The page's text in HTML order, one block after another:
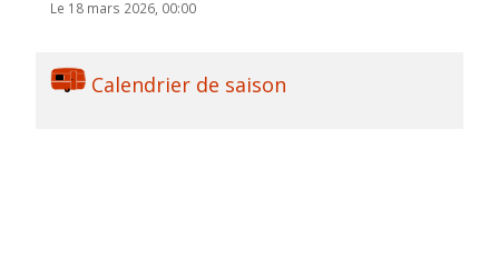
Le 18 mars 2026, 00:00
Calendrier de saison